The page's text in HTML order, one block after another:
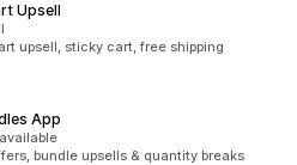
Upsell
upsell, sticky cart, free shipping
App
bundle upsells & quantity breaks